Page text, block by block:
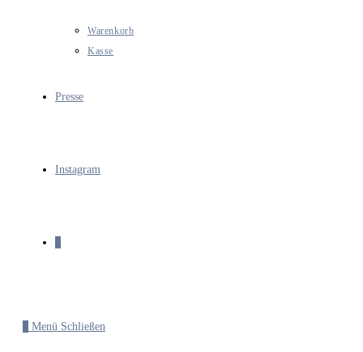
Warenkorb
Kasse
Presse
Instagram
Menü Schließen